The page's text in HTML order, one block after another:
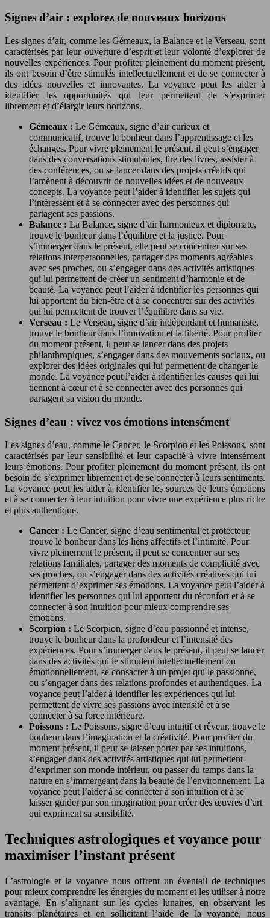
Signes d’air : explorez de nouveaux horizons
Les signes d’air, comme les Gémeaux, la Balance et le Verseau, sont
caractérisés par leur ouverture d’esprit et leur volonté d’explorer de
nouvelles expériences. Pour profiter pleinement du moment présent,
ils ont besoin d’être stimulés intellectuellement et de se connecter à
des idées nouvelles et innovantes. La voyance peut les aider à
identifier les opportunités qui leur permettent de s’exprimer
librement et d’élargir leurs horizons.
Gémeaux : Le Gémeaux, signe d’air curieux et
communicatif, trouve le bonheur dans l’apprentissage et les
échanges. Pour vivre pleinement le présent, il peut s’engager
dans des conversations stimulantes, lire des livres, assister à
des conférences, ou se lancer dans des projets créatifs qui
l’amènent à découvrir de nouvelles idées et de nouveaux
concepts. La voyance peut l’aider à identifier les sujets qui
l’intéressent et à se connecter avec des personnes qui
partagent ses passions.
Balance : La Balance, signe d’air harmonieux et diplomate,
trouve le bonheur dans l’équilibre et la justice. Pour
s’immerger dans le présent, elle peut se concentrer sur ses
relations interpersonnelles, partager des moments agréables
avec ses proches, ou s’engager dans des activités artistiques
qui lui permettent de créer un sentiment d’harmonie et de
beauté. La voyance peut l’aider à identifier les personnes qui
lui apportent du bien-être et à se concentrer sur des activités
qui lui permettent de trouver l’équilibre dans sa vie.
Verseau : Le Verseau, signe d’air indépendant et humaniste,
trouve le bonheur dans l’innovation et la liberté. Pour profiter
du moment présent, il peut se lancer dans des projets
philanthropiques, s’engager dans des mouvements sociaux, ou
explorer des idées originales qui lui permettent de changer le
monde. La voyance peut l’aider à identifier les causes qui lui
tiennent à cœur et à se connecter avec des personnes qui
partagent sa vision du monde.
Signes d’eau : vivez vos émotions intensément
Les signes d’eau, comme le Cancer, le Scorpion et les Poissons, sont
caractérisés par leur sensibilité et leur capacité à vivre intensément
leurs émotions. Pour profiter pleinement du moment présent, ils ont
besoin de s’exprimer librement et de se connecter à leurs sentiments.
La voyance peut les aider à identifier les sources de leurs émotions
et à se connecter à leur intuition pour vivre une expérience plus riche
et plus authentique.
Cancer : Le Cancer, signe d’eau sentimental et protecteur,
trouve le bonheur dans les liens affectifs et l’intimité. Pour
vivre pleinement le présent, il peut se concentrer sur ses
relations familiales, partager des moments de complicité avec
ses proches, ou s’engager dans des activités créatives qui lui
permettent d’exprimer ses émotions. La voyance peut l’aider à
identifier les personnes qui lui apportent du réconfort et à se
connecter à son intuition pour mieux comprendre ses
émotions.
Scorpion : Le Scorpion, signe d’eau passionné et intense,
trouve le bonheur dans la profondeur et l’intensité des
expériences. Pour s’immerger dans le présent, il peut se lancer
dans des activités qui le stimulent intellectuellement ou
émotionnellement, se consacrer à un projet qui le passionne,
ou s’engager dans des relations profondes et authentiques. La
voyance peut l’aider à identifier les expériences qui lui
permettent de vivre ses passions avec intensité et à se
connecter à sa force intérieure.
Poissons : Le Poissons, signe d’eau intuitif et rêveur, trouve le
bonheur dans l’imagination et la créativité. Pour profiter du
moment présent, il peut se laisser porter par ses intuitions,
s’engager dans des activités artistiques qui lui permettent
d’exprimer son monde intérieur, ou passer du temps dans la
nature en s’immergeant dans la beauté de l’environnement. La
voyance peut l’aider à se connecter à son intuition et à se
laisser guider par son imagination pour créer des œuvres d’art
qui expriment sa sensibilité.
Techniques astrologiques et voyance pour
maximiser l’instant présent
L’astrologie et la voyance nous offrent un éventail de techniques
pour mieux comprendre les énergies du moment et les utiliser à notre
avantage. En s’alignant sur les cycles lunaires, en observant les
transits planétaires et en sollicitant l’aide de la voyance, nous